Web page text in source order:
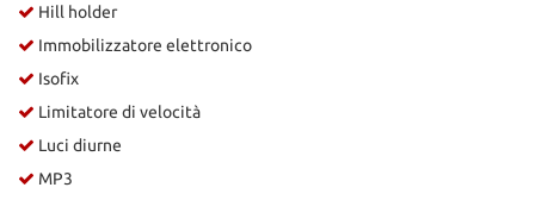
Hill holder
Immobilizzatore elettronico
Isofix
Limitatore di velocità
Luci diurne
MP3